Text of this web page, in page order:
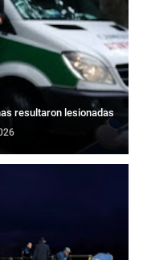
resultaron lesionadas